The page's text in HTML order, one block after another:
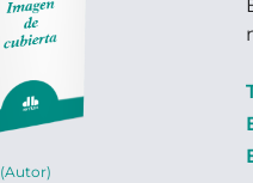
(Autor)